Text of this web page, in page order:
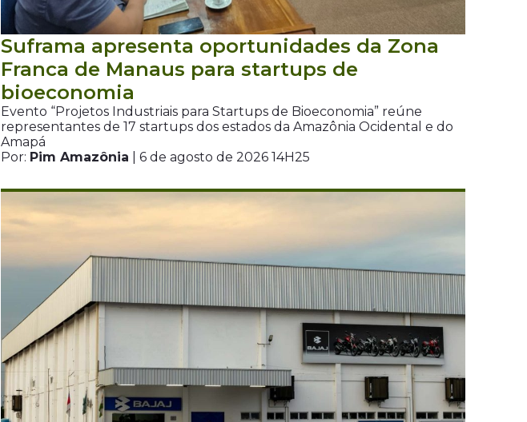
Suframa apresenta oportunidades da Zona
Franca de Manaus para startups de
bioeconomia
Evento “Projetos Industriais para Startups de Bioeconomia” reúne
representantes de 17 startups dos estados da Amazônia Ocidental e do
Amapá
Por: Pim Amazônia | 6 de agosto de 2026 14H25